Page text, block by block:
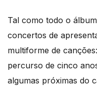
Tal como todo o
concertos de
multiforme de
percurso de cinco
algumas próximas do